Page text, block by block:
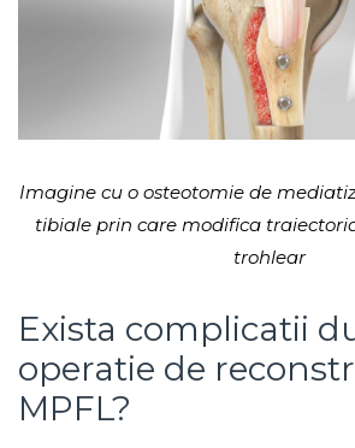
Imagine cu o osteotomie de
tibiale prin care modifica
trohlear
Exista complicatii
operatie de
MPFL?